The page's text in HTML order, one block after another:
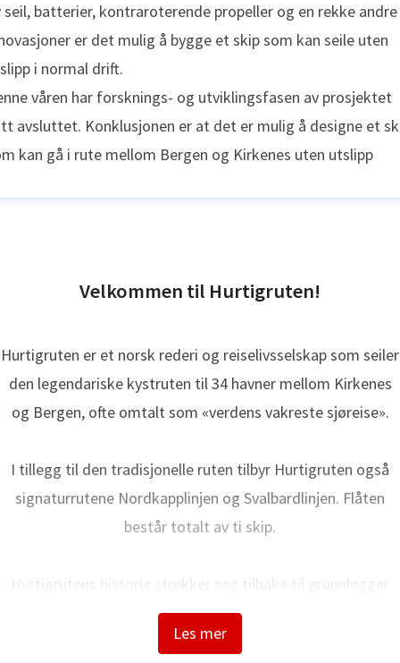
seil, batterier, kontraroterende propeller og en rekke andre
er det mulig å bygge et skip som kan seile uten
i normal drift.
våren har forsknings- og utviklingsfasen av prosjektet
avsluttet. Konklusjonen er at det er mulig å designe et
kan gå i rute mellom Bergen og Kirkenes uten utslipp
Velkommen til Hurtigruten!
Les mer
Hurtigruten er et norsk rederi og reiselivsselskap som seiler
den legendariske kystruten til 34 havner mellom Kirkenes
og Bergen, ofte omtalt som «verdens vakreste sjøreise».
I tillegg til den tradisjonelle ruten tilbyr Hurtigruten også
signaturrutene Nordkapplinjen og Svalbardlinjen. Flåten
består totalt av ti skip.
Hurtigrutens historie strekker seg tilbake til grunnlegger
Richard With og den første avgangen i 1893. I dag bygger vi
på over 130 års erfaring når vi frakter lokale passasjerer,